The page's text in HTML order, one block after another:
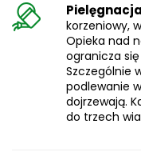
Pielęgnacja
korzeniowy,
Opieka nad
ogranicza
Szczególnie
podlewanie
dojrzewają.
do trzech